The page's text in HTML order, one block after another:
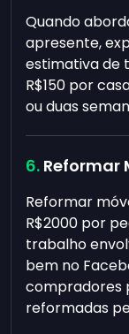
Quando
apresente,
estimativa de
R$150 por
ou duas
Reformar
Reformar
R$2000 por
trabalho
bem no
compradores
reformadas